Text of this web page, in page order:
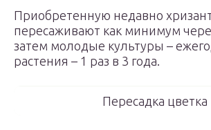
Приобретенную недавно
пересаживают как минимум
затем молодые культуры –
растения – 1 раз в 3 года.
Пересадка цветка